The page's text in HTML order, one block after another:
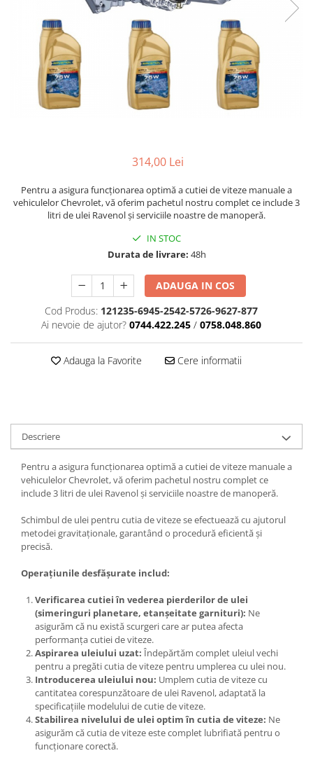
314,00 Lei
Pentru a asigura funcționarea optimă a cutiei de viteze manuale a
vehiculelor Chevrolet, vă oferim pachetul nostru complet ce include 3
litri de ulei Ravenol și serviciile noastre de manoperă.
IN STOC
Durata de livrare: 48h
ADAUGA IN COS
Cod Produs: 121235-6945-2542-5726-9627-877
Ai nevoie de ajutor? 0744.422.245 / 0758.048.860
Adauga la Favorite Cere informatii
Descriere
Pentru a asigura funcționarea optimă a cutiei de viteze manuale a
vehiculelor Chevrolet, vă oferim pachetul nostru complet ce
include 3 litri de ulei Ravenol și serviciile noastre de manoperă.
Schimbul de ulei pentru cutia de viteze se efectuează cu ajutorul
metodei gravitaționale, garantând o procedură eficientă și
precisă.
Operațiunile desfășurate includ:
Verificarea cutiei în vederea pierderilor de ulei
(simeringuri planetare, etanșeitate garnituri): Ne
asigurăm că nu există scurgeri care ar putea afecta
performanța cutiei de viteze.
Aspirarea uleiului uzat: Îndepărtăm complet uleiul vechi
pentru a pregăti cutia de viteze pentru umplerea cu ulei nou.
Introducerea uleiului nou: Umplem cutia de viteze cu
cantitatea corespunzătoare de ulei Ravenol, adaptată la
specificațiile modelului de cutie de viteze.
Stabilirea nivelului de ulei optim în cutia de viteze: Ne
asigurăm că cutia de viteze este complet lubrifiată pentru o
funcționare corectă.